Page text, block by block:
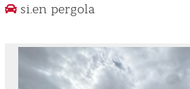
si.en pergola